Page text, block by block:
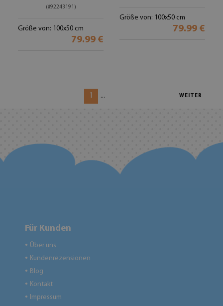
(#92243191)
Größe von: 100x50 cm
79.99 €
Größe von: 100x50 cm
79.99 €
1 ... WEITER
Für Kunden
● Über uns
● Kundenrezensionen
● Blog
● Kontakt
● Impressum